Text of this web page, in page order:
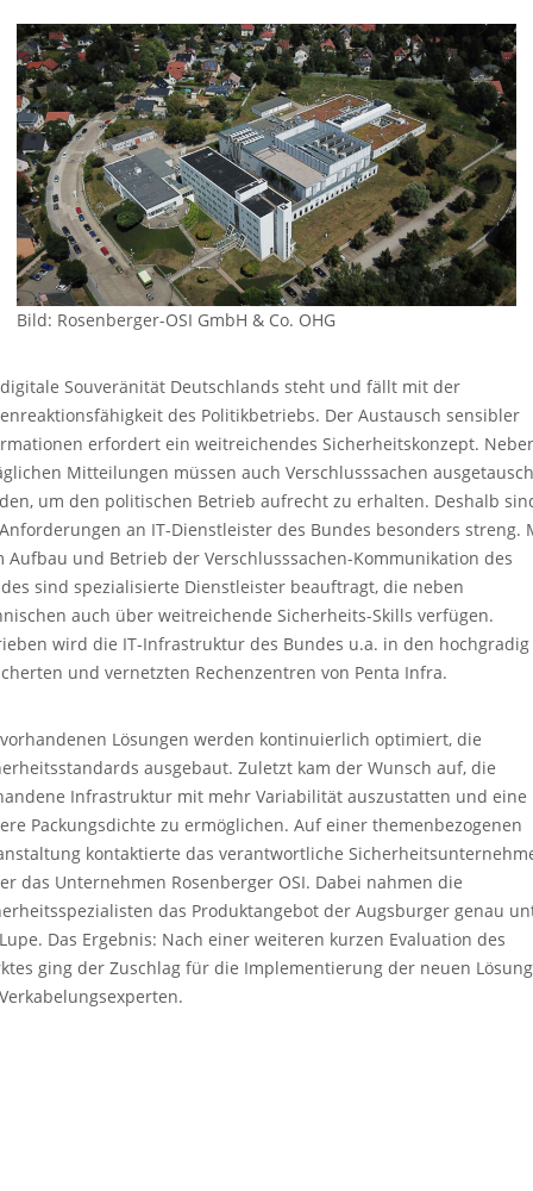
Bild: Rosenberger-OSI GmbH & Co. OHG
Souveränität Deutschlands steht und fällt mit der
des Politikbetriebs. Der Austausch sensibler
erfordert ein weitreichendes Sicherheitskonzept.
Mitteilungen müssen auch Verschlusssachen
um den politischen Betrieb aufrecht zu erhalten. Deshalb
an IT-Dienstleister des Bundes besonders streng.
Aufbau und Betrieb der Verschlusssachen-Kommunikation des
sind spezialisierte Dienstleister beauftragt, die neben
auch über weitreichende Sicherheits-Skills verfügen.
wird die IT-Infrastruktur des Bundes u.a. in den hochgradig
und vernetzten Rechenzentren von Penta Infra.
Lösungen werden kontinuierlich optimiert, die
ausgebaut. Zuletzt kam der Wunsch auf, die
Infrastruktur mit mehr Variabilität auszustatten und eine
Packungsdichte zu ermöglichen. Auf einer themenbezogenen
kontaktierte das verantwortliche
das Unternehmen Rosenberger OSI. Dabei nahmen die
das Produktangebot der Augsburger genau
Das Ergebnis: Nach einer weiteren kurzen Evaluation des
ging der Zuschlag für die Implementierung der neuen